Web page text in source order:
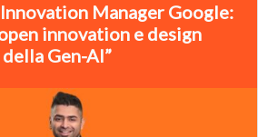
Manager Google:
innovation e design
Gen-AI”